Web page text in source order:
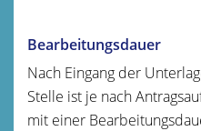
Bearbeitungsdauer
Nach Eingang der
Stelle ist je nach
mit einer